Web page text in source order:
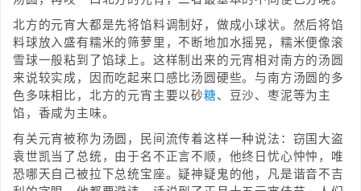
北方的元宵大都是先将馅料调制好，做成小球状。然后将馅
料球放入盛有糯米的筛萝里，不断地加水摇晃，糯米便像滚
雪球一般粘到了馅球上。这样制出来的元宵相对南方的汤圆
来说较实成，因而吃起来口感比汤圆硬些。与南方汤圆的多
色多味相比，北方的元宵主要以砂糖、豆沙、枣泥等为主
馅，香咸为主味。
有关元宵被称为汤圆，民间流传着这样一种说法：窃国大盗
袁世凯当了总统，由于名不正言不顺，他终日忧心忡忡，唯
恐哪天自己被拉下总统宝座。疑神疑鬼的他，凡是谐音不吉